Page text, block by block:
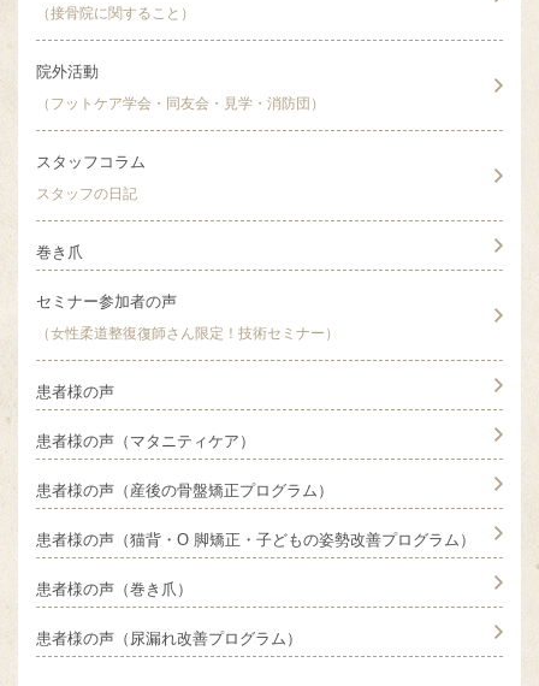
（接骨院に関すること）
院外活動
（フットケア学会・同友会・見学・消防団）
スタッフコラム
スタッフの日記
巻き爪
セミナー参加者の声
（女性柔道整復復師さん限定！技術セミナー）
患者様の声
患者様の声（マタニティケア）
患者様の声（産後の骨盤矯正プログラム）
患者様の声（猫背・O 脚矯正・子どもの姿勢改善プログラム）
患者様の声（巻き爪）
患者様の声（尿漏れ改善プログラム）